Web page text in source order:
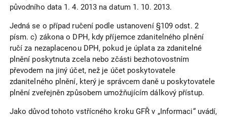
původního data 1. 4. 2013 na datum 1. 10. 2013.
Jedná se o případ ručení podle ustanovení §109 odst. 2
písm. c) zákona o DPH, kdy příjemce zdanitelného plnění
ručí za nezaplacenou DPH, pokud je úplata za zdanitelné
plnění poskytnuta zcela nebo zčásti bezhotovostním
převodem na jiný účet, než je účet poskytovatele
zdanitelného plnění, který je správcem daně u poskytovatele
plnění zveřejněn způsobem umožňujícím dálkový přístup.
Jako důvod tohoto vstřícného kroku GFŘ v „Informaci“ uvádí,